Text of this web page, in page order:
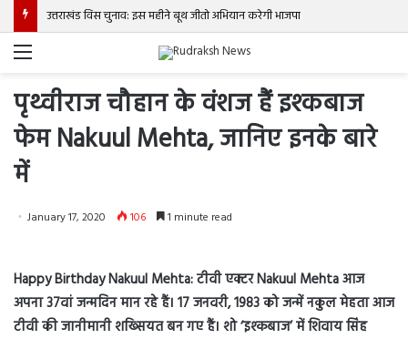
उत्तराखंड विस चुनाव: इस महीने बूथ जीतो अभियान करेगी भाजपा
Menu
पृथ्वीराज चौहान के वंशज हैं इश्कबाज
फेम Nakuul Mehta, जानिए इनके बारे
में
January 17, 2020 106 1 minute read
Happy Birthday Nakuul Mehta: टीवी एक्टर Nakuul Mehta आज
अपना 37वां जन्मदिन मान रहे हैं। 17 जनवरी, 1983 को जन्में नकुल मेहता आज
टीवी की जानीमानी शख्सियत बन गए हैं। शो ‘इश्कबाज’ में शिवाय सिंह